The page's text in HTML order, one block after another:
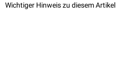
Wichtiger Hinweis zu diesem Artikel